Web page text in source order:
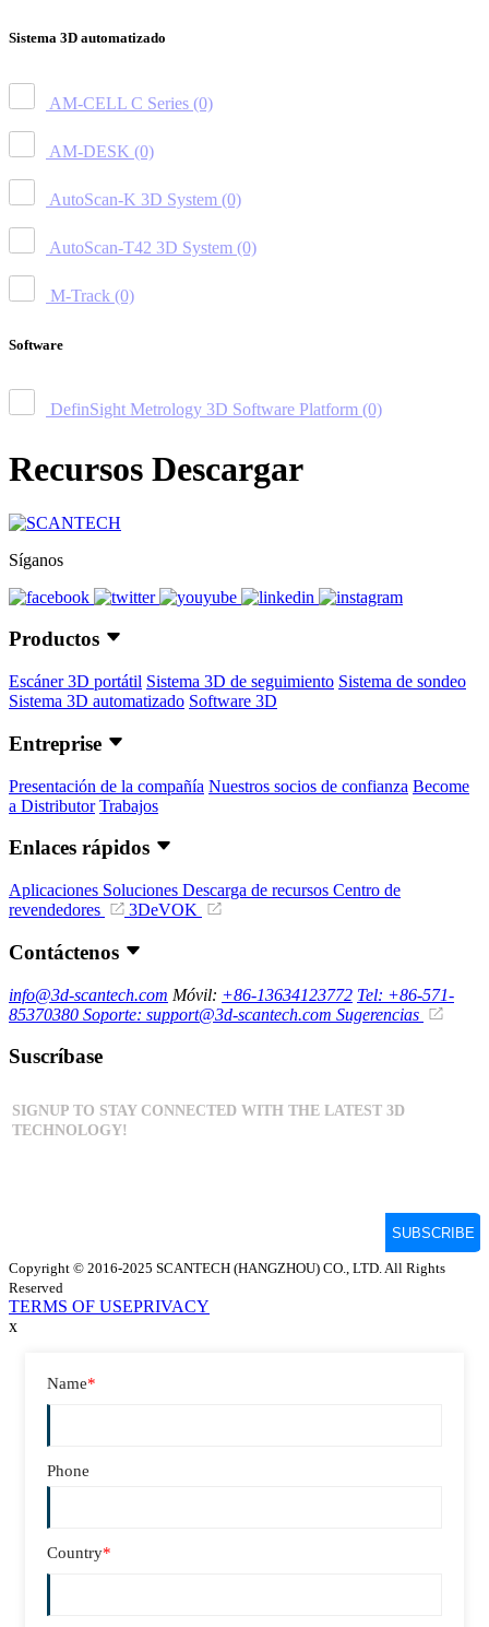
Sistema 3D automatizado
AM-CELL C Series (0)
AM-DESK (0)
AutoScan-K 3D System (0)
AutoScan-T42 3D System (0)
M-Track (0)
Software
DefinSight Metrology 3D Software Platform (0)
Recursos Descargar
Síganos
Productos
Escáner 3D portátil Sistema 3D de seguimiento Sistema de sondeo
Sistema 3D automatizado Software 3D
Entreprise
Presentación de la compañía Nuestros socios de confianza Become
a Distributor Trabajos
Enlaces rápidos
Aplicaciones Soluciones Descarga de recursos Centro de
revendedores
3DeVOK
Contáctenos
info@3d-scantech.com Móvil: +86-13634123772 Tel: +86-571-
85370380 Soporte: support@3d-scantech.com Sugerencias
Suscríbase
Copyright © 2016-2025 SCANTECH (HANGZHOU) CO., LTD. All Rights
Reserved
TERMS OF USEPRIVACY
x
Name*
Phone
Country*